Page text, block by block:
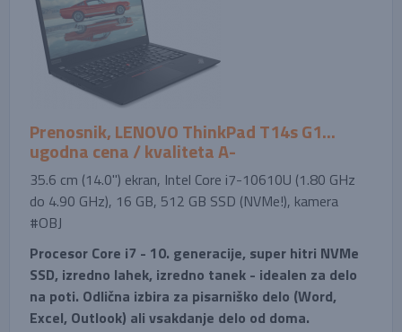
Prenosnik, LENOVO ThinkPad T14s G1...
ugodna cena / kvaliteta A-
35.6 cm (14.0'') ekran, Intel Core i7-10610U (1.80 GHz
do 4.90 GHz), 16 GB, 512 GB SSD (NVMe!), kamera
#OBJ
Procesor Core i7 - 10. generacije, super hitri NVMe
SSD, izredno lahek, izredno tanek - idealen za delo
na poti. Odlična izbira za pisarniško delo (Word,
Excel, Outlook) ali vsakdanje delo od doma.